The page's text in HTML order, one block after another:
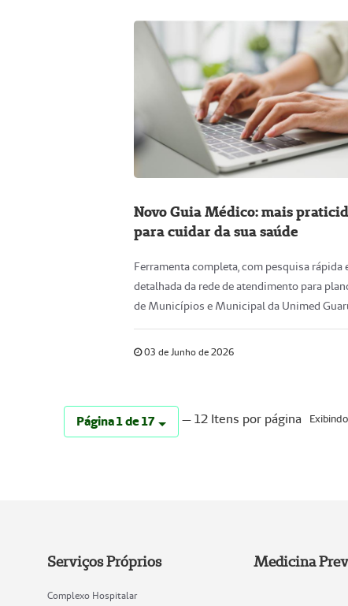
Novo Guia Médico: mais
para cuidar da sua saúde
Ferramenta completa, com pesquisa rápida
detalhada da rede de atendimento para
de Municípios e Municipal da Unimed
03 de Junho de 2026
Página 1 de 17 — 12 Itens por página
Serviços Próprios
Complexo Hospitalar
Medicina